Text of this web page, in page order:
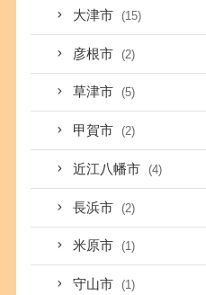
大津市 (15)
彦根市 (2)
草津市 (5)
甲賀市 (2)
近江八幡市 (4)
長浜市 (2)
米原市 (1)
守山市 (1)